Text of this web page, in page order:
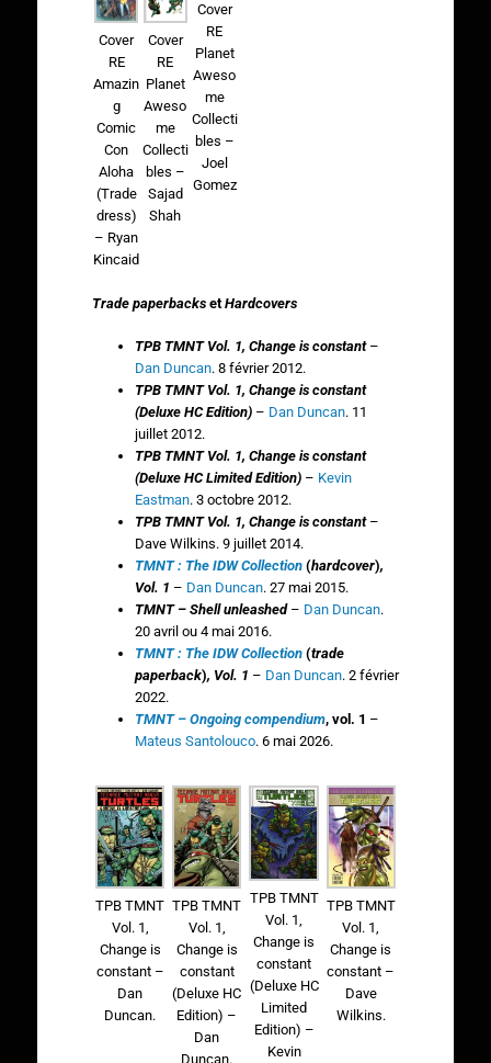
Cover
RE
Amazin
g
Comic
Con
Aloha
(Trade
dress)
– Ryan
Kincaid
Cover
RE
Planet
Aweso
me
Collecti
bles –
Sajad
Shah
Cover
RE
Planet
Aweso
me
Collecti
bles –
Joel
Gomez
Trade paperbacksetHardcovers
TPB TMNT Vol. 1, Change is constant –
Dan Duncan. 8 février 2012.
TPB TMNT Vol. 1, Change is constant
(Deluxe HC Edition) – Dan Duncan. 11
juillet 2012.
TPB TMNT Vol. 1, Change is constant
(Deluxe HC Limited Edition) – Kevin
Eastman. 3 octobre 2012.
TPB TMNT Vol. 1, Change is constant –
Dave Wilkins. 9 juillet 2014.
TMNT : The IDW Collection (hardcover),
Vol. 1 – Dan Duncan. 27 mai 2015.
TMNT – Shell unleashed – Dan Duncan.
20 avril ou 4 mai 2016.
TMNT : The IDW Collection (trade
paperback), Vol. 1 – Dan Duncan. 2 février
2022.
TMNT – Ongoing compendium, vol. 1 –
Mateus Santolouco. 6 mai 2026.
TPB TMNT
Vol. 1,
Change is
constant –
Dan
Duncan.
TPB TMNT
Vol. 1,
Change is
constant
(Deluxe HC
Edition) –
Dan
Duncan.
TPB TMNT
Vol. 1,
Change is
constant
(Deluxe HC
Limited
Edition) –
Kevin
TPB TMNT
Vol. 1,
Change is
constant –
Dave
Wilkins.